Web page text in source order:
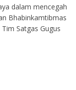
dalam mencegah
Bhabinkamtibmas
Satgas Gugus